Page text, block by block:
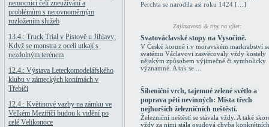
nemocnici čelí zneužívání a
problémům s nerovnoměrným
rozložením služeb
13.4.: Truck Trial v Pístově u Jihlavy:
Když se monstra z oceli utkají s
nezdolným terénem
12.4.: Výstava Leteckomodelářského
klubu v zámeckých konírnách v
Třebíči
12.4.: Květinové vazby na zámku ve
Velkém Meziříčí budou k vidění po
celé Velikonoce
Perchta se narodila asi roku 1424 […]
Zajímavosti & tipy na výlet:
Svatováclavské stopy na Vysočině.
V České koruně i v moravském markrabství
svatému Václavovi zasvěcovaly vždy kostely
nějakým způsobem výjimečné či symbolicky
významné. A tak se ...
Šibeniční vrch, tajemné zelené světlo a
poprava pěti nevinných: Místa třech
nejhorších železničních neštěstí.
Železniční neštěstí se stávala vždy. A také
vždy za nimi stála osudová chyba konkrétních